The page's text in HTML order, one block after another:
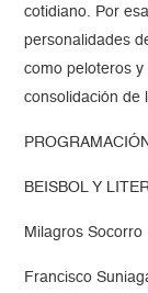
cotidiano. Por
personalidades
como peloteros
consolidación de
BEISBOL Y
Milagros Socorro
Francisco